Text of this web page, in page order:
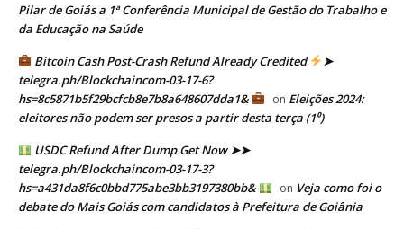
Pilar de Goiás a 1ª Conferência Municipal de Gestão do Trabalho e
da Educação na Saúde
Bitcoin Cash Post-Crash Refund Already Credited
➤
telegra.ph/Blockchaincom-03-17-6?
hs=8c5871b5f29bcfcb8e7b8a648607dda1&
on Eleições 2024:
eleitores não podem ser presos a partir desta terça (1⁰)
USDC Refund After Dump Get Now ➤➤
telegra.ph/Blockchaincom-03-17-3?
hs=a431da8f6c0bbd775abe3bb3197380bb&
on Veja como foi o
debate do Mais Goiás com candidatos à Prefeitura de Goiânia